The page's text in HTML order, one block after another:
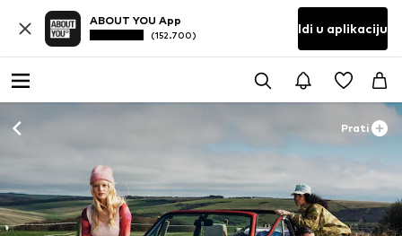
ABOUT YOU App
(152.700) Idi u aplikaciju
Prati